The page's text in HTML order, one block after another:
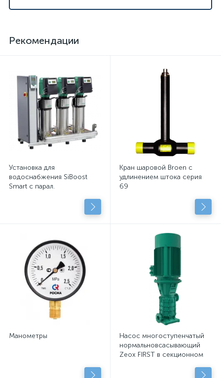
Рекомендации
Установка для
водоснабжения SiBoost
Smart с парал.
центробежными насосами
Кран шаровой Broen с
удлинением штока серия
69
Манометры
Насос многоступенчатый
нормальновсасывающий
Zeox FIRST в секционном